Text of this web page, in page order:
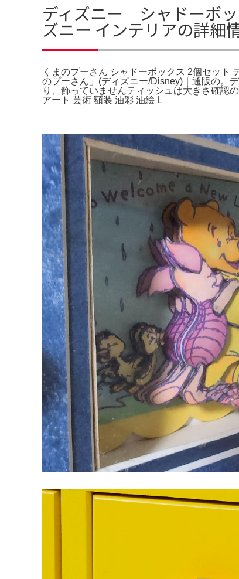
ディズニー シャドーボ
ズニー インテリアの詳細
くまのプーさん シャドーボックス 2個セット
のプーさん」(ディズニー/Disney)｜通販の
り、飾っていませんティッシュは大きさ確認
アート 芸術 額装 油彩 油絵 L